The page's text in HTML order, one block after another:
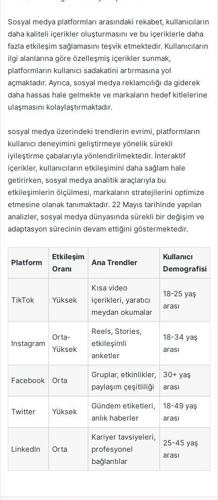
Sosyal medya platformları arasındaki rekabet, kullanıcıların
daha kaliteli içerikler oluşturmasını ve bu içeriklerle daha
fazla etkileşim sağlamasını teşvik etmektedir. Kullanıcıların
ilgi alanlarına göre özelleşmiş içerikler sunmak,
platformların kullanıcı sadakatini artırmasına yol
açmaktadır. Ayrıca, sosyal medya reklamcılığı da giderek
daha hassas hale gelmekte ve markaların hedef kitlelerine
ulaşmasını kolaylaştırmaktadır.
sosyal medya üzerindeki trendlerin evrimi, platformların
kullanıcı deneyimini geliştirmeye yönelik sürekli
iyileştirme çabalarıyla yönlendirilmektedir. İnteraktif
içerikler, kullanıcıların etkileşimini daha sağlam hale
getirirken, sosyal medya analitik araçlarıyla bu
etkileşimlerin ölçülmesi, markaların stratejilerini optimize
etmesine olanak tanımaktadır. 22 Mayıs tarihinde yapılan
analizler, sosyal medya dünyasında sürekli bir değişim ve
adaptasyon sürecinin devam ettiğini göstermektedir.
Platform
Etkileşim
Oranı
Ana Trendler
Kullanıcı
Demografisi
TikTok Yüksek
Kısa video
içerikleri, yaratıcı
meydan okumalar
18-25 yaş
arası
Instagram
Orta-
Yüksek
Reels, Stories,
etkileşimli
anketler
18-34 yaş
arası
Facebook Orta
Gruplar, etkinlikler,
paylaşım çeşitliliği
30+ yaş
arası
Twitter Yüksek
Gündem etiketleri,
anlık haberler
18-49 yaş
arası
LinkedIn Orta
Kariyer tavsiyeleri,
profesyonel
bağlantılar
25-45 yaş
arası